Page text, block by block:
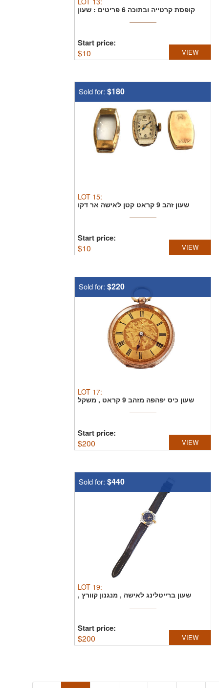
קופסת קרטייה ובתוכה 6 פריטים : שעון
Start price:
$10 VIEW
Sold for: $180
LOT 15:
שעון זהב 9 קראט קטן לאישה אר דקו
Start price:
$10 VIEW
Sold for: $220
LOT 17:
שעון כיס יפהפה מזהב 9 קראט , משקל
Start price:
$200 VIEW
Sold for: $440
LOT 19:
שעון ברייטלינג לאישה , מנגנון קוורץ ,
Start price:
$200 VIEW